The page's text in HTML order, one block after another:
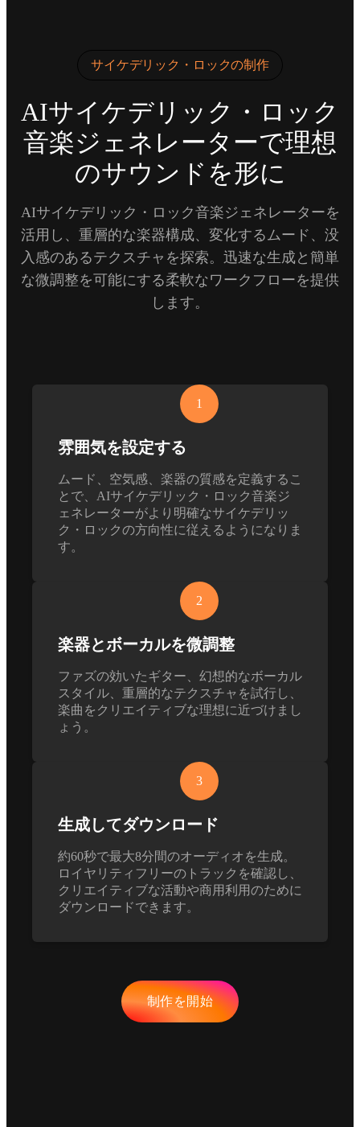
サイケデリック・ロックの制作
AIサイケデリック・ロック
音楽ジェネレーターで理想
のサウンドを形に
AIサイケデリック・ロック音楽ジェネレーターを
活用し、重層的な楽器構成、変化するムード、没
入感のあるテクスチャを探索。迅速な生成と簡単
な微調整を可能にする柔軟なワークフローを提供
します。
1
雰囲気を設定する
ムード、空気感、楽器の質感を定義するこ
とで、AIサイケデリック・ロック音楽ジ
ェネレーターがより明確なサイケデリッ
ク・ロックの方向性に従えるようになりま
す。
2
楽器とボーカルを微調整
ファズの効いたギター、幻想的なボーカル
スタイル、重層的なテクスチャを試行し、
楽曲をクリエイティブな理想に近づけまし
ょう。
3
生成してダウンロード
約60秒で最大8分間のオーディオを生成。
ロイヤリティフリーのトラックを確認し、
クリエイティブな活動や商用利用のために
ダウンロードできます。
制作を開始